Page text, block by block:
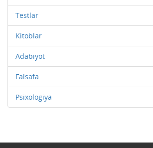
Testlar
Kitoblar
Adabiyot
Falsafa
Psixologiya